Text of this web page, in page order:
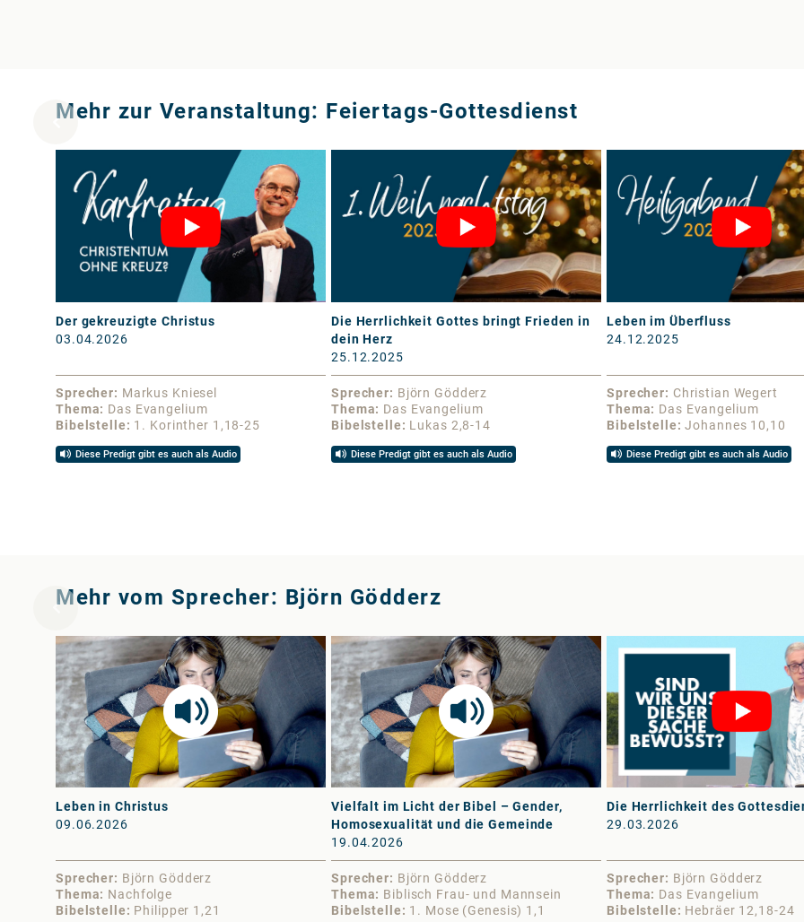
Mehr zur Veranstaltung: Feiertags-Gottesdienst
Der gekreuzigte Christus
03.04.2026
Sprecher
Markus Kniesel
Thema
Das Evangelium
Bibelstelle
1. Korinther 1,18-25
Diese Predigt gibt es auch als Audio
Die Herrlichkeit Gottes bringt Frieden in
dein Herz
25.12.2025
Sprecher
Björn Gödderz
Thema
Das Evangelium
Bibelstelle
Lukas 2,8-14
Diese Predigt gibt es auch als Audio
Leben im Überfluss
24.12.2025
Sprecher
Christian Wegert
Thema
Das Evangelium
Bibelstelle
Johannes 10,10
Diese Predigt gibt es auch als Audio
Mehr vom Sprecher: Björn Gödderz
Leben in Christus
09.06.2026
Sprecher
Björn Gödderz
Thema
Nachfolge
Bibelstelle
Philipper 1,21
Vielfalt im Licht der Bibel – Gender,
Homosexualität und die Gemeinde
19.04.2026
Sprecher
Björn Gödderz
Thema
Biblisch Frau- und Mannsein
Bibelstelle
1. Mose (Genesis) 1,1
Die Herrlichkeit des
29.03.2026
Sprecher
Björn Gödderz
Thema
Das Evangelium
Bibelstelle
Hebräer 12,18-24